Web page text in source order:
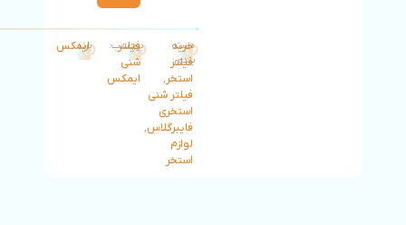
دسته
بندی:
خرید
فیلتر
استخر,
فیلتر شنی
استخری
فایبرگلاس,
لوازم
استخر
برچسب:
فیلتر
شنی
ایمکس
برند:
ایمکس